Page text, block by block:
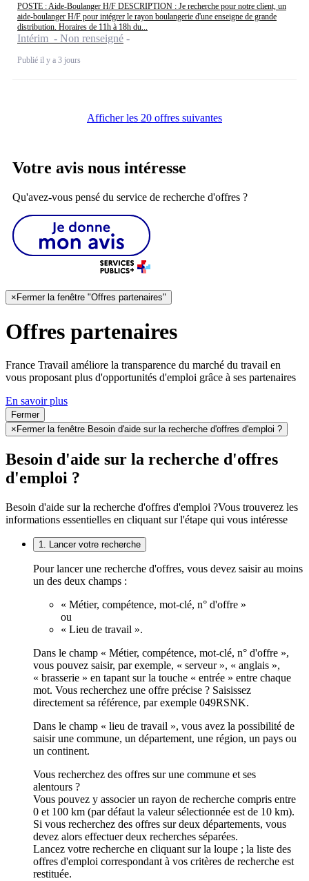
POSTE : Aide-Boulanger H/F DESCRIPTION : Je recherche pour notre client, un
aide-boulanger H/F pour intégrer le rayon boulangerie d'une enseigne de grande
distribution. Horaires de 11h à 18h du...
Intérim - Non renseigné
Publié il y a 3 jours
Afficher les 20 offres suivantes
Votre avis nous intéresse
Qu'avez-vous pensé du service de recherche d'offres ?
×Fermer la fenêtre "Offres partenaires"
Offres partenaires
France Travail améliore la transparence du marché du travail en
vous proposant plus d'opportunités d'emploi grâce à ses partenaires
En savoir plus
Fermer
× Fermer la fenêtre Besoin d'aide sur la recherche d'offres d'emploi ?
Besoin d'aide sur la recherche d'offres
d'emploi ?
Besoin d'aide sur la recherche d'offres d'emploi ?Vous trouverez les
informations essentielles en cliquant sur l'étape qui vous intéresse
1. Lancer votre recherche
Pour lancer une recherche d'offres, vous devez saisir au moins
un des deux champs :
« Métier, compétence, mot-clé, n° d'offre »
ou
« Lieu de travail ».
Dans le champ « Métier, compétence, mot-clé, n° d'offre »,
vous pouvez saisir, par exemple, « serveur », « anglais »,
« brasserie » en tapant sur la touche « entrée » entre chaque
mot. Vous recherchez une offre précise ? Saisissez
directement sa référence, par exemple 049RSNK.
Dans le champ « lieu de travail », vous avez la possibilité de
saisir une commune, un département, une région, un pays ou
un continent.
Vous recherchez des offres sur une commune et ses
alentours ?
Vous pouvez y associer un rayon de recherche compris entre
0 et 100 km (par défaut la valeur sélectionnée est de 10 km).
Si vous recherchez des offres sur deux départements, vous
devez alors effectuer deux recherches séparées.
Lancez votre recherche en cliquant sur la loupe ; la liste des
offres d'emploi correspondant à vos critères de recherche est
restituée.